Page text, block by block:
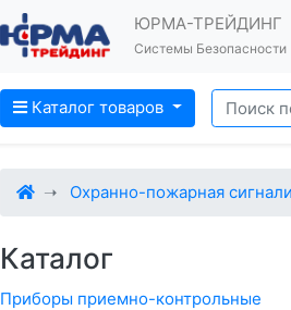
ЮРМА-ТРЕЙДИНГ
Системы Безопасности
Каталог товаров
Охранно-пожарная
Каталог
Приборы приемно-контрольные